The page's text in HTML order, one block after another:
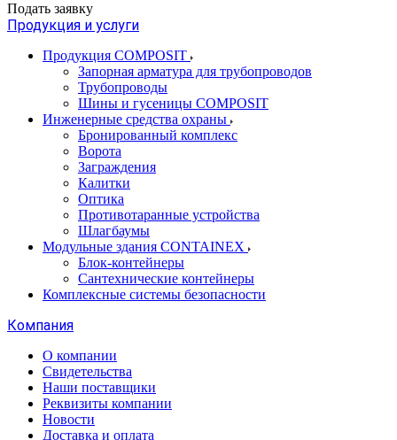
Подать заявку
Продукция и услуги
Продукция COMPOSIT
Запорная арматура для трубопроводов
Трубопроводы
Шины и гусеницы COMPOSIT
Инженерные средства охраны
Бронированный комплекс
Ворота
Заграждения
Калитки
Оптика
Противотаранные устройства
Шлагбаумы
Модульные здания CONTAINEX
Блок-контейнеры
Сантехнические контейнеры
Комплексные системы безопасности
Компания
О компании
Свидетельства
Наши поставщики
Реквизиты компании
Новости
Доставка и оплата